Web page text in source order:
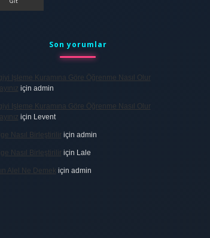
Son yorumlar
Işleme Kuramına Göre Öğrenme Nasıl Olur
için admin
Işleme Kuramına Göre Öğrenme Nasıl Olur
için Levent
Nasıl Birleştirilir için admin
Nasıl Birleştirilir için Lale
Alel Ne Demek için admin